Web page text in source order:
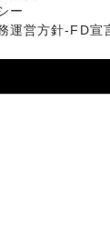
ー
運営方針-FD宣